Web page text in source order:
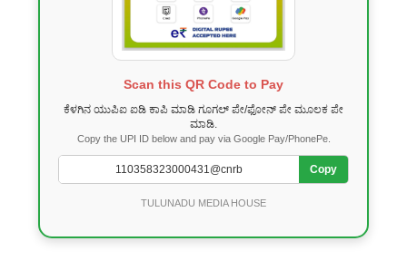
Scan this QR Code to Pay
ಕೆಳಗಿನ ಯುಪಿಐ ಐಡಿ ಕಾಪಿ ಮಾಡಿ ಗೂಗಲ್ ಪೇ/ಫೋನ್ ಪೇ ಮೂಲಕ ಪೇ
ಮಾಡಿ.
Copy the UPI ID below and pay via Google Pay/PhonePe.
Copy
TULUNADU MEDIA HOUSE